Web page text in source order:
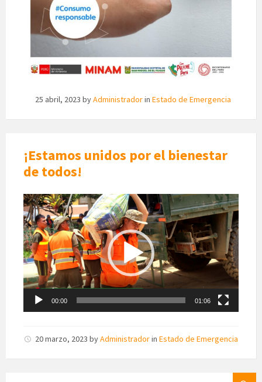
25 abril, 2023 byAdministradorin Estado de Emergencia
¡Estamos unidos por el bienestar
de todos!
Reproductor
de
vídeo
00:00 01:06
20 marzo, 2023 byAdministradorin Estado de Emergencia